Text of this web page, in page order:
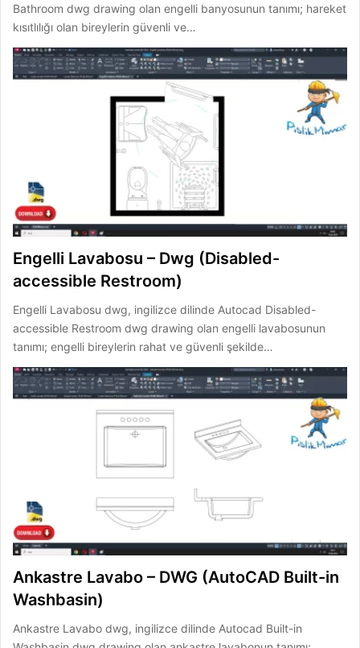
Bathroom dwg drawing olan engelli banyosunun tanımı; hareket
kısıtlılığı olan bireylerin güvenli ve…
Engelli Lavabosu – Dwg (Disabled-
accessible Restroom)
Engelli Lavabosu dwg, ingilizce dilinde Autocad Disabled-
accessible Restroom dwg drawing olan engelli lavabosunun
tanımı; engelli bireylerin rahat ve güvenli şekilde…
Ankastre Lavabo – DWG (AutoCAD Built-in
Washbasin)
Ankastre Lavabo dwg, ingilizce dilinde Autocad Built-in